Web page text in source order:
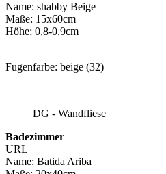
Name: shabby Beige
Maße: 15x60cm
Höhe; 0,8-0,9cm
Fugenfarbe: beige (32)
DG - Wandfliese
Badezimmer
URL
Name: Batida Ariba